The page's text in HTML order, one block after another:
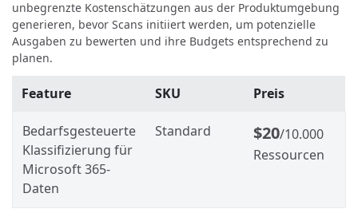
unbegrenzte Kostenschätzungen aus der Produktumgebung
generieren, bevor Scans initiiert werden, um potenzielle
Ausgaben zu bewerten und ihre Budgets entsprechend zu
planen.
Feature SKU Preis
Bedarfsgesteuerte
Klassifizierung für
Microsoft 365-
Daten
Standard $20/10.000
Ressourcen